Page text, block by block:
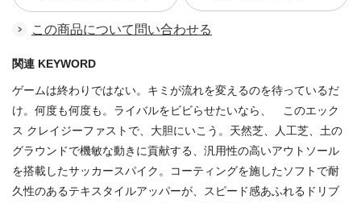
この商品について問い合わせる
関連 KEYWORD
ゲームは終わりではない。キミが流れを変えるのを待っているだ
け。何度も何度も。ライバルをビビらせたいなら、 このエック
ス クレイジーファストで、大胆にいこう。天然芝、人工芝、土の
グラウンドで機敏な動きに貢献する、汎用性の高いアウトソール
を搭載したサッカースパイク。コーティングを施したソフトで耐
久性のあるテキスタイルアッパーが、スピード感あふれるドリブ